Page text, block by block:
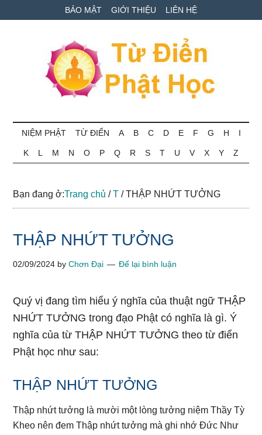
to
to
qua
BẢO MẬT GIỚI THIỆU LIÊN HỆ
Từ
điển
Phật
học
ngữ
NIỆM PHẬT TỪ ĐIỂN A B C D E F G H I
K L M N O P Q R S T U V X Y Z
Bạn đang ở:Trang chủ / T /THẬP NHỨT TƯỞNG
THẬP NHỨT TƯỞNG
02/09/2024 byChơn Đại Để lại bình luận
Quý vị đang tìm hiểu ý nghĩa của thuật ngữ THẬP
NHỨT TƯỞNG trong đạo Phật có nghĩa là gì. Ý
nghĩa của từ THẬP NHỨT TƯỞNG theo từ điển
Phật học như sau:
THẬP NHỨT TƯỞNG
Thập nhứt tưởng là mười một lòng tưởng niệm Thầy Tỳ
Kheo nên đem Thập nhứt tưởng mà ghi nhớ Đức Như